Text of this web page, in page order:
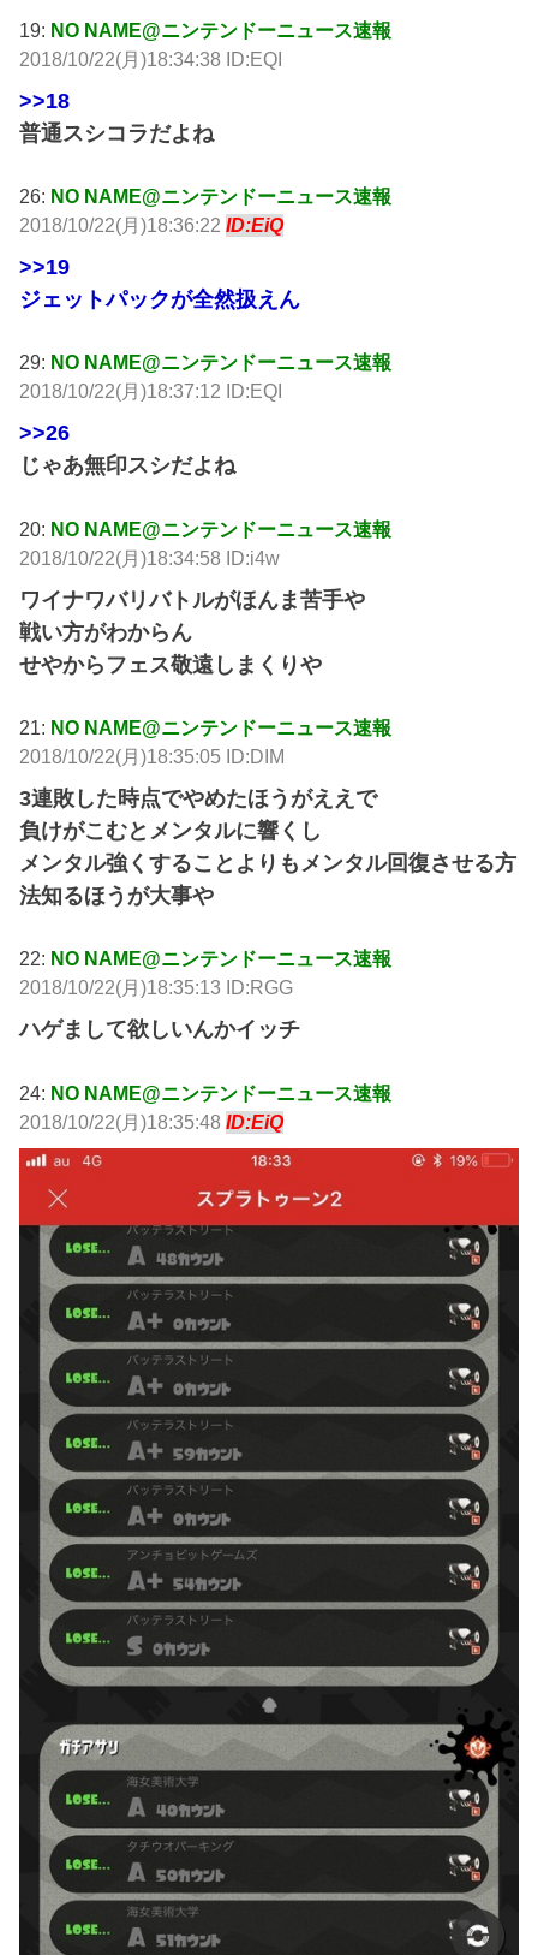
19: NO NAME@ニンテンドーニュース速報
2018/10/22(月)18:34:38 ID:EQI
>>18
普通スシコラだよね
26: NO NAME@ニンテンドーニュース速報
2018/10/22(月)18:36:22ID:EiQ
>>19
ジェットパックが全然扱えん
29: NO NAME@ニンテンドーニュース速報
2018/10/22(月)18:37:12 ID:EQI
>>26
じゃあ無印スシだよね
20: NO NAME@ニンテンドーニュース速報
2018/10/22(月)18:34:58 ID:i4w
ワイナワバリバトルがほんま苦手や
戦い方がわからん
せやからフェス敬遠しまくりや
21: NO NAME@ニンテンドーニュース速報
2018/10/22(月)18:35:05 ID:DIM
3連敗した時点でやめたほうがええで
負けがこむとメンタルに響くし
メンタル強くすることよりもメンタル回復させる方
法知るほうが大事や
22: NO NAME@ニンテンドーニュース速報
2018/10/22(月)18:35:13 ID:RGG
ハゲまして欲しいんかイッチ
24: NO NAME@ニンテンドーニュース速報
2018/10/22(月)18:35:48ID:EiQ